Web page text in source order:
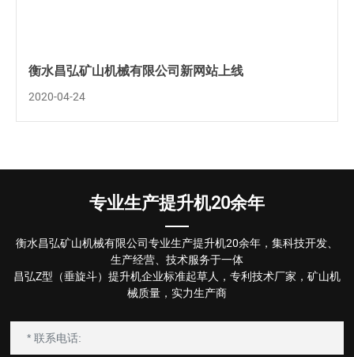
衡水昌弘矿山机械有限公司新网站上线
2020-04-24
专业生产提升机20余年
衡水昌弘矿山机械有限公司专业生产提升机20余年，集科技开发、
生产经营、技术服务于一体
昌弘Z型（垂旋斗）提升机企业标准起草人，专利技术厂家，矿山机
械质量，实力生产商